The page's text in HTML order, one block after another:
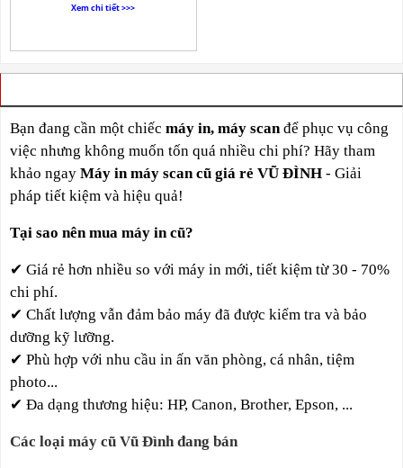
Xem chi tiết >>>
Bạn đang cần một chiếc máy in, máy scan để phục vụ công
việc nhưng không muốn tốn quá nhiều chi phí? Hãy tham
khảo ngay Máy in máy scan cũ giá rẻ VŨ ĐÌNH - Giải
pháp tiết kiệm và hiệu quả!
Tại sao nên mua máy in cũ?
✔ Giá rẻ hơn nhiều so với máy in mới, tiết kiệm từ 30 - 70%
chi phí.
✔ Chất lượng vẫn đảm bảo máy đã được kiểm tra và bảo
dưỡng kỹ lưỡng.
✔ Phù hợp với nhu cầu in ấn văn phòng, cá nhân, tiệm
photo...
✔ Đa dạng thương hiệu: HP, Canon, Brother, Epson, ...
Các loại máy cũ Vũ Đình đang bán